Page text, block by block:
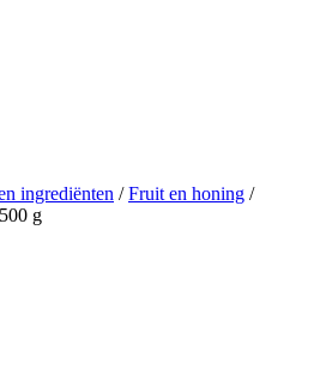
ingrediënten /Fruit en honing /
g